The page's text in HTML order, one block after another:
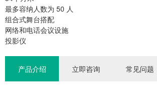
最多容纳人数为 50 人
组合式舞台搭配
网络和电话会议设施
投影仪
产品介绍 立即咨询 常见问题